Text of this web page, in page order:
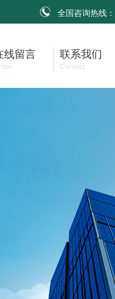
全国咨询热线：
线留言 联系我们
Contact